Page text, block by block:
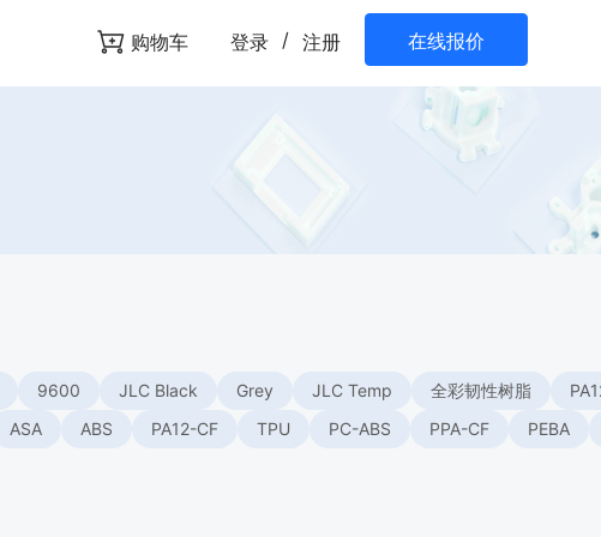
购物车 登录 / 注册 在线报价
9600 JLC Black Grey JLC Temp 全彩韧性树脂
ASA ABS PA12-CF TPU PC-ABS PPA-CF
PEBA